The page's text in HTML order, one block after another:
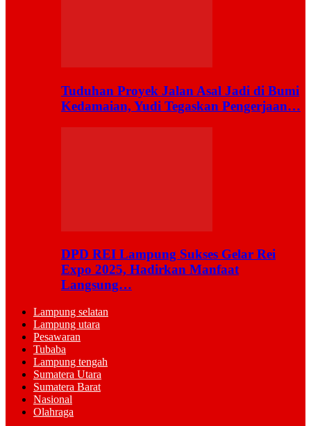
Tuduhan Proyek Jalan Asal Jadi di Bumi
Kedamaian, Yudi Tegaskan Pengerjaan…
DPD REI Lampung Sukses Gelar Rei
Expo 2025, Hadirkan Manfaat
Langsung…
Lampung selatan
Lampung utara
Pesawaran
Tubaba
Lampung tengah
Sumatera Utara
Sumatera Barat
Nasional
Olahraga